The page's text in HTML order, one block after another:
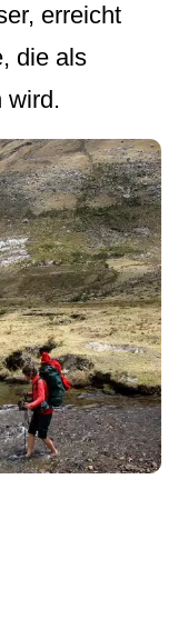
erreicht
die als
wird.